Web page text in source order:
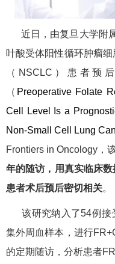
近日，由复旦大学附
叶酸受体阳性循环肿瘤
（NSCLC）患者预
（ Preoperative Folate
Cell Level Is a
Non-Small Cell Lung
Frontiers in Oncology，
年的随访，用真实临床
患者术后预后密切相关。
该研究纳入了54例
集外周血样本，进行
的定期随访，分析患者